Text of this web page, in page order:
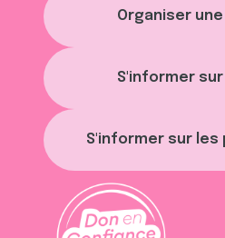
Organiser
S'informer
S'informer sur